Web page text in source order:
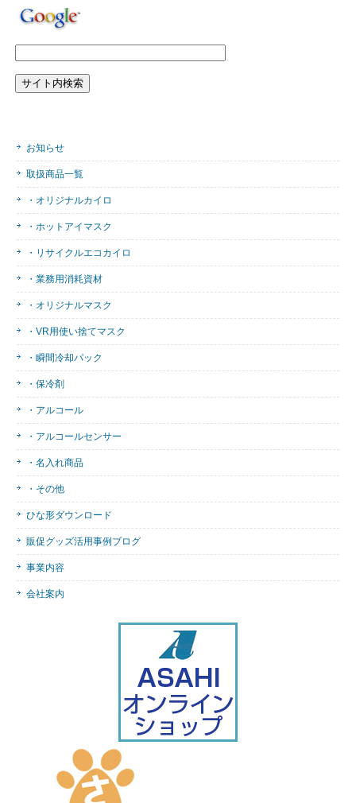
お知らせ
取扱商品一覧
・オリジナルカイロ
・ホットアイマスク
・リサイクルエコカイロ
・業務用消耗資材
・オリジナルマスク
・VR用使い捨てマスク
・瞬間冷却パック
・保冷剤
・アルコール
・アルコールセンサー
・名入れ商品
・その他
ひな形ダウンロード
販促グッズ活用事例ブログ
事業内容
会社案内